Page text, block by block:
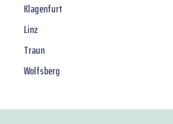
Klagenfurt
Linz
Traun
Wolfsberg